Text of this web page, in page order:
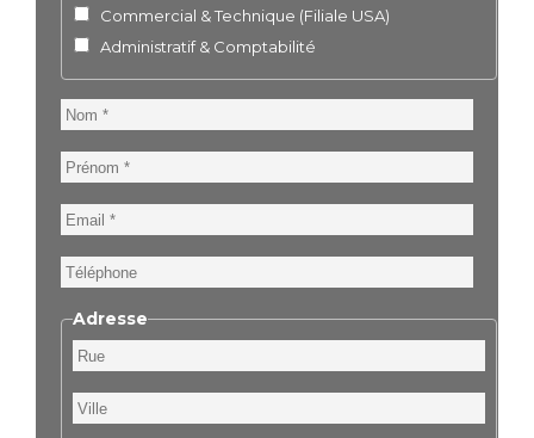
Commercial & Technique (Filiale USA)
Administratif & Comptabilité
Nom
Prénom
Email
Téléphone
Adresse
Rue
Ville